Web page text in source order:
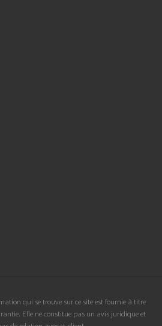
qui se trouve sur ce site est fournie à titre
Elle ne constitue pas un avis juridique et